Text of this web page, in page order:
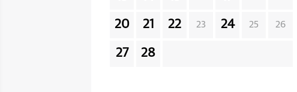
20 21 22 23 24 25 26
27 28